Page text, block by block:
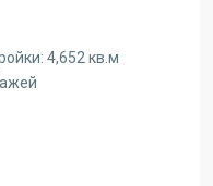
4,652 кв.м